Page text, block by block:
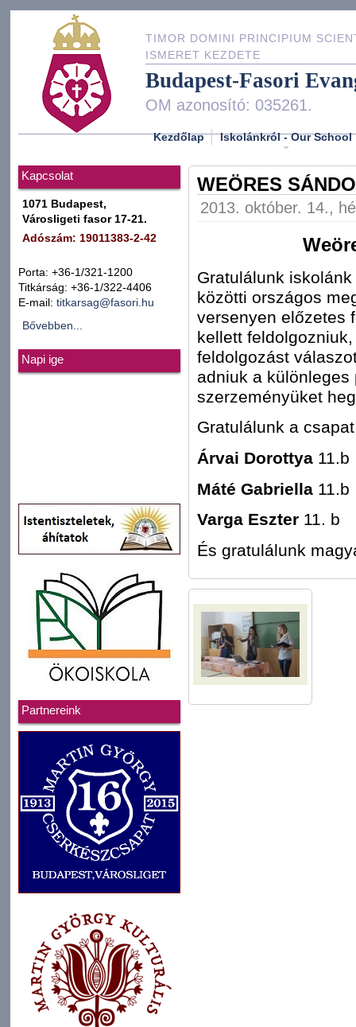
TIMOR DOMINI PRINCIPIUM
ISMERET KEZDETE
Budapest-Fasori
OM azonosító: 035261.
Kezdőlap Iskolánkról - Our School
Kapcsolat
1071 Budapest,
Városligeti fasor 17-21.
Adószám: 19011383-2-42
Porta: +36-1/321-1200
Titkárság: +36-1/322-4406
E-mail: titkarsag@fasori.hu
Bővebben...
Napi ige
Partnereink
WEÖRES
2013. október. 14.,
Gratulálunk
közötti országos
versenyen előzetes
kellett
feldolgozást
adniuk a
szerzeményüket
Gratulálunk a
Árvai Dorottya 11.b
Máté Gabriella 11.b
Varga Eszter 11. b
És gratulálunk